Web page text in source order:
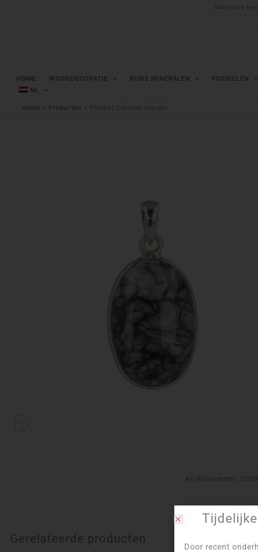
Minimale
HOME WOONDECORATIE RUWE MINERALEN FOSSIELEN
NL
Home Producten Pinoliet Zilveren Hanger
Artikelnummer:
Gerelateerde producten
Door recent